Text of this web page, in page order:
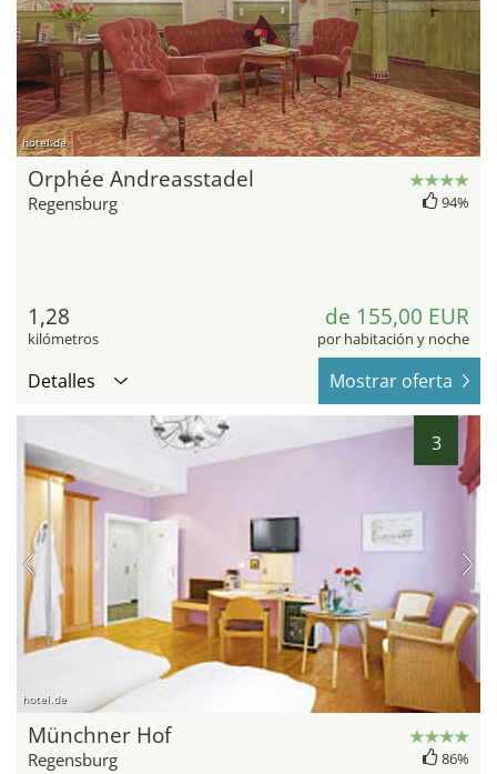
hotel.de
Orphée Andreasstadel
Regensburg 94%
1,28
kilómetros
de 155,00 EUR
por habitación y noche
Detalles Mostrar oferta
3
hotel.de
Münchner Hof
Regensburg 86%